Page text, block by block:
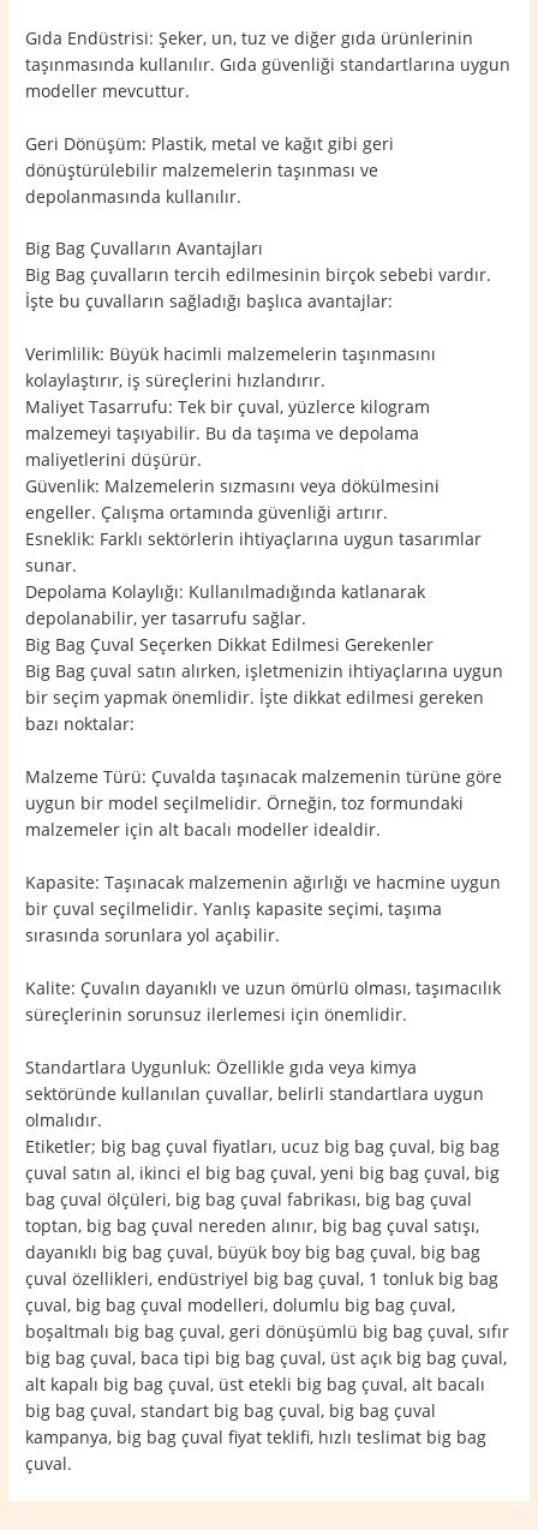
Gıda Endüstrisi: Şeker, un, tuz ve diğer gıda ürünlerinin
taşınmasında kullanılır. Gıda güvenliği standartlarına uygun
modeller mevcuttur.
Geri Dönüşüm: Plastik, metal ve kağıt gibi geri
dönüştürülebilir malzemelerin taşınması ve
depolanmasında kullanılır.
Big Bag Çuvalların Avantajları
Big Bag çuvalların tercih edilmesinin birçok sebebi vardır.
İşte bu çuvalların sağladığı başlıca avantajlar:
Verimlilik: Büyük hacimli malzemelerin taşınmasını
kolaylaştırır, iş süreçlerini hızlandırır.
Maliyet Tasarrufu: Tek bir çuval, yüzlerce kilogram
malzemeyi taşıyabilir. Bu da taşıma ve depolama
maliyetlerini düşürür.
Güvenlik: Malzemelerin sızmasını veya dökülmesini
engeller. Çalışma ortamında güvenliği artırır.
Esneklik: Farklı sektörlerin ihtiyaçlarına uygun tasarımlar
sunar.
Depolama Kolaylığı: Kullanılmadığında katlanarak
depolanabilir, yer tasarrufu sağlar.
Big Bag Çuval Seçerken Dikkat Edilmesi Gerekenler
Big Bag çuval satın alırken, işletmenizin ihtiyaçlarına uygun
bir seçim yapmak önemlidir. İşte dikkat edilmesi gereken
bazı noktalar:
Malzeme Türü: Çuvalda taşınacak malzemenin türüne göre
uygun bir model seçilmelidir. Örneğin, toz formundaki
malzemeler için alt bacalı modeller idealdir.
Kapasite: Taşınacak malzemenin ağırlığı ve hacmine uygun
bir çuval seçilmelidir. Yanlış kapasite seçimi, taşıma
sırasında sorunlara yol açabilir.
Kalite: Çuvalın dayanıklı ve uzun ömürlü olması, taşımacılık
süreçlerinin sorunsuz ilerlemesi için önemlidir.
Standartlara Uygunluk: Özellikle gıda veya kimya
sektöründe kullanılan çuvallar, belirli standartlara uygun
olmalıdır.
Etiketler; big bag çuval fiyatları, ucuz big bag çuval, big bag
çuval satın al, ikinci el big bag çuval, yeni big bag çuval, big
bag çuval ölçüleri, big bag çuval fabrikası, big bag çuval
toptan, big bag çuval nereden alınır, big bag çuval satışı,
dayanıklı big bag çuval, büyük boy big bag çuval, big bag
çuval özellikleri, endüstriyel big bag çuval, 1 tonluk big bag
çuval, big bag çuval modelleri, dolumlu big bag çuval,
boşaltmalı big bag çuval, geri dönüşümlü big bag çuval, sıfır
big bag çuval, baca tipi big bag çuval, üst açık big bag çuval,
alt kapalı big bag çuval, üst etekli big bag çuval, alt bacalı
big bag çuval, standart big bag çuval, big bag çuval
kampanya, big bag çuval fiyat teklifi, hızlı teslimat big bag
çuval.